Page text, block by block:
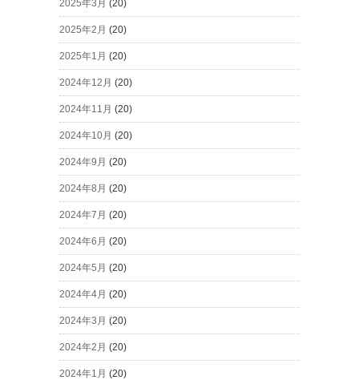
2025年3月 (20)
2025年2月 (20)
2025年1月 (20)
2024年12月 (20)
2024年11月 (20)
2024年10月 (20)
2024年9月 (20)
2024年8月 (20)
2024年7月 (20)
2024年6月 (20)
2024年5月 (20)
2024年4月 (20)
2024年3月 (20)
2024年2月 (20)
2024年1月 (20)